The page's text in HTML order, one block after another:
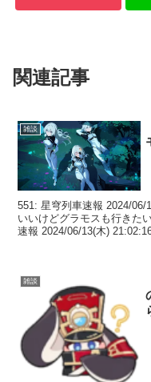
関連記事
雑談
551: 星穹列車速報 2024/06/
いいけどグラモスも行きた
速報 2024/06/13(木)
雑談